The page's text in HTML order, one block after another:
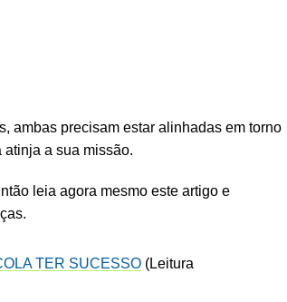
ambas precisam estar alinhadas em torno
a sua missão.
leia agora mesmo este artigo e
TER SUCESSO (Leitura